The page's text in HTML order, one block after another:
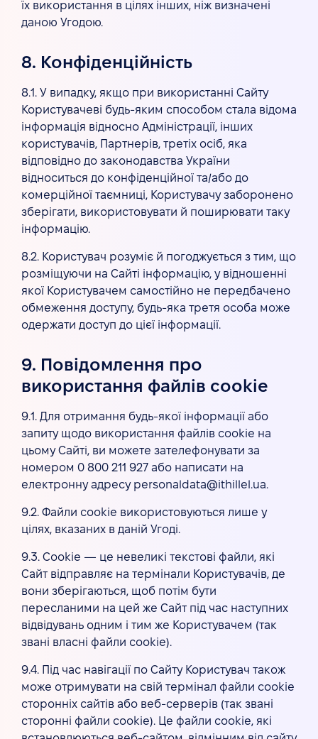
їх використання в цілях інших, ніж визначені
даною Угодою.
8. Конфіденційність
8.1. У випадку, якщо при використанні Сайту
Користувачеві будь-яким способом стала відома
інформація відносно Адміністрації, інших
користувачів, Партнерів, третіх осіб, яка
відповідно до законодавства України
відноситься до конфіденційної та/або до
комерційної таємниці, Користувачу заборонено
зберігати, використовувати й поширювати таку
інформацію.
8.2. Користувач розуміє й погоджується з тим, що
розміщуючи на Сайті інформацію, у відношенні
якої Користувачем самостійно не передбачено
обмеження доступу, будь-яка третя особа може
одержати доступ до цієї інформації.
9. Повідомлення про
використання файлів cookie
9.1. Для отримання будь-якої інформації або
запиту щодо використання файлів cookie на
цьому Сайті, ви можете зателефонувати за
номером 0 800 211 927 або написати на
електронну адресу personaldata@ithillel.ua.
9.2. Файли cookie використовуються лише у
цілях, вказаних в даній Угоді.
9.3. Cookie — це невеликі текстові файли, які
Сайт відправляє на термінали Користувачів, де
вони зберігаються, щоб потім бути
пересланими на цей же Сайт під час наступних
відвідувань одним і тим же Користувачем (так
звані власні файли cookie).
9.4. Під час навігації по Сайту Користувач також
може отримувати на свій термінал файли cookie
сторонніх сайтів або веб-серверів (так звані
сторонні файли cookie). Це файли cookie, які